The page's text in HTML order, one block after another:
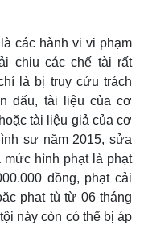
sự - Quốc phòng
tích
các hành vi vi phạm
chịu các chế tài rất
là bị truy cứu trách
dấu, tài liệu của cơ
tài liệu giả của cơ
sự năm 2015, sửa
hình phạt là phạt
đồng, phạt cải
phạt tù từ 06 tháng
này còn có thể bị áp